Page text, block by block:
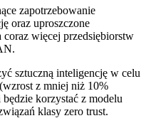
zapotrzebowanie
oraz uproszczone
coraz więcej przedsiębiorstw
sztuczną inteligencję w celu
z mniej niż 10%
korzystać z modelu
klasy zero trust.